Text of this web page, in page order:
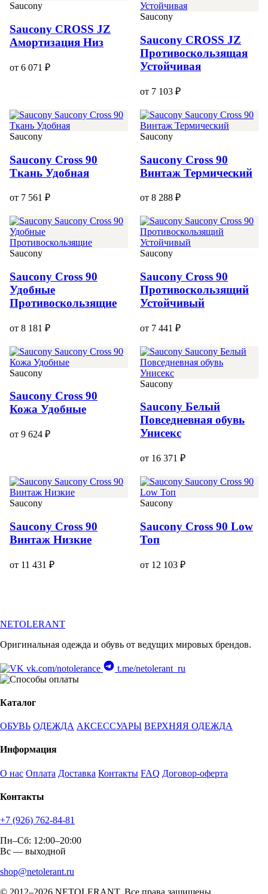
Saucony
Saucony CROSS JZ
Амортизация Низ
от 6 071 ₽
Saucony
Saucony CROSS JZ
Противоскользящая
Устойчивая
от 7 103 ₽
Saucony
Saucony Cross 90
Ткань Удобная
от 7 561 ₽
Saucony
Saucony Cross 90
Винтаж Термический
от 8 288 ₽
Saucony
Saucony Cross 90
Удобные
Противоскользящие
от 8 181 ₽
Saucony
Saucony Cross 90
Противоскользящий
Устойчивый
от 7 441 ₽
Saucony
Saucony Cross 90
Кожа Удобные
от 9 624 ₽
Saucony
Saucony Белый
Повседневная обувь
Унисекс
от 16 371 ₽
Saucony
Saucony Cross 90
Винтаж Низкие
от 11 431 ₽
Saucony
Saucony Cross 90 Low
Топ
от 12 103 ₽
NETOLERANT
Оригинальная одежда и обувь от ведущих мировых брендов.
vk.com/notolerance t.me/netolerant_ru
Каталог
ОБУВЬ ОДЕЖДА АКСЕССУАРЫ ВЕРХНЯЯ ОДЕЖДА
Информация
О нас Оплата Доставка Контакты FAQ Договор-оферта
Контакты
+7 (926) 762-84-81
Пн–Сб: 12:00–20:00
Вс — выходной
shop@netolerant.ru